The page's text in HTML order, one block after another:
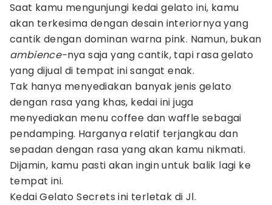
Saat kamu mengunjungi kedai gelato ini, kamu
akan terkesima dengan desain interiornya yang
cantik dengan dominan warna pink. Namun, bukan
ambience-nya saja yang cantik, tapi rasa gelato
yang dijual di tempat ini sangat enak.
Tak hanya menyediakan banyak jenis gelato
dengan rasa yang khas, kedai ini juga
menyediakan menu coffee dan waffle sebagai
pendamping. Harganya relatif terjangkau dan
sepadan dengan rasa yang akan kamu nikmati.
Dijamin, kamu pasti akan ingin untuk balik lagi ke
tempat ini.
Kedai Gelato Secrets ini terletak di Jl.